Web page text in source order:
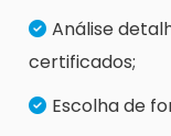
Análise
certificados;
Escolha de